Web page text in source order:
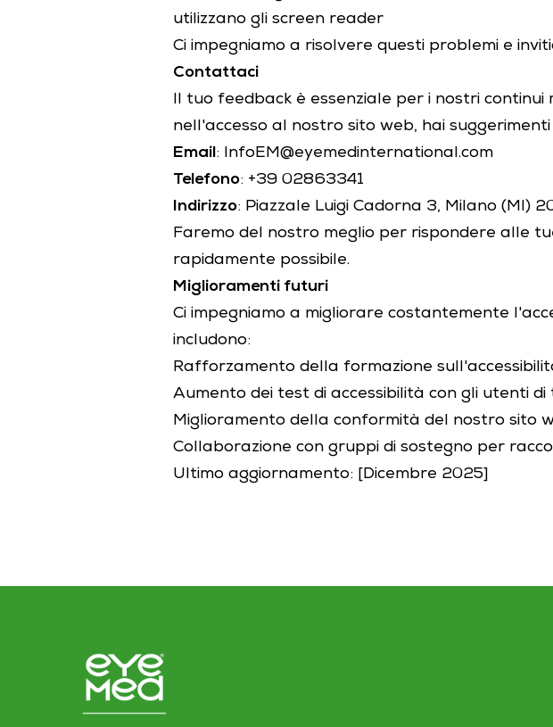
utilizzano gli screen reader
Ci impegniamo a risolvere questi problemi e
Contattaci
Il tuo feedback è essenziale per i nostri continui
nell'accesso al nostro sito web, hai
Email: InfoEM@eyemedinternational.com
Telefono: +39 02863341
Indirizzo: Piazzale Luigi Cadorna 3, Milano (MI)
Faremo del nostro meglio per rispondere alle
rapidamente possibile.
Miglioramenti futuri
Ci impegniamo a migliorare costantemente
includono:
Rafforzamento della formazione
Aumento dei test di accessibilità con gli utenti di
Miglioramento della conformità del nostro sito
Collaborazione con gruppi di sostegno per
Ultimo aggiornamento: [Dicembre 2025]